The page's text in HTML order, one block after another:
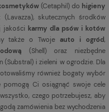
(Cetaphil) do higieny
(Lavazza), skutecznych środków
jakości karmy dla psów i kotów
także o Twojeauto i ogród,
(Shell) oraz niezbędne
(Substral) i zieleni w ogrodzie. Dla
również bogaty wybór
Ci osiągnąć swoje cele
czego potrzebujesz, aby
zamówienia bez wychodzenia